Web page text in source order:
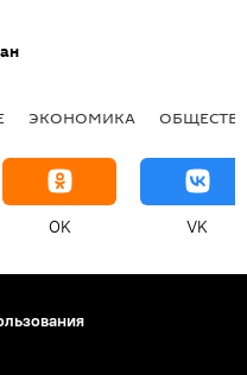
ЭКОНОМИКА
OK VK